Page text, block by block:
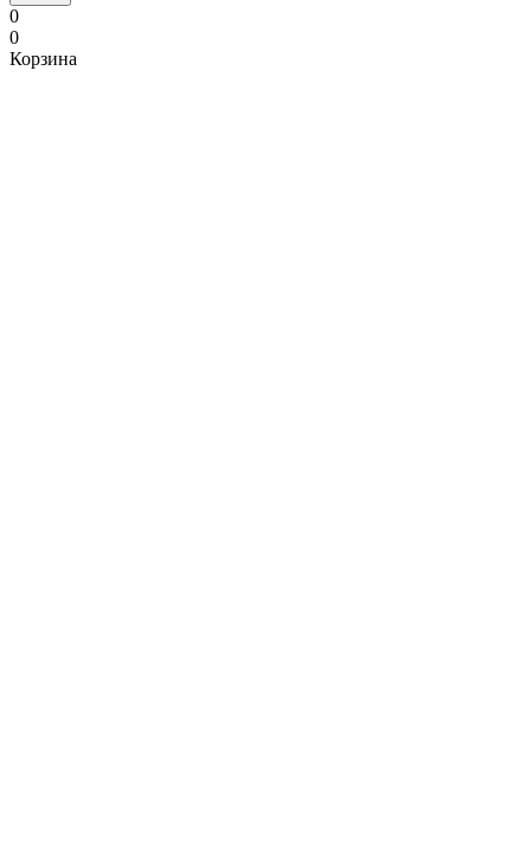
0
0
Корзина